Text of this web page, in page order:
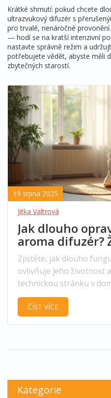
Krátké shrnutí: pokud chcete
ultrazvukový difuzér s
pro trvalé, nenáročné
— hodí se na kratší intenzivní
nastavte správně režim a
potřebujete vědět, abyste měli
zbytečných starostí.
19 srpna 2025
Jitka Valtrová
Jak dlouho
aroma difuzér?
na delší vůni
Zjistěte, jak dlouho
ovlivňuje jeho životnost
technickou stránku v
ČÍST VÍCE
Kategorie